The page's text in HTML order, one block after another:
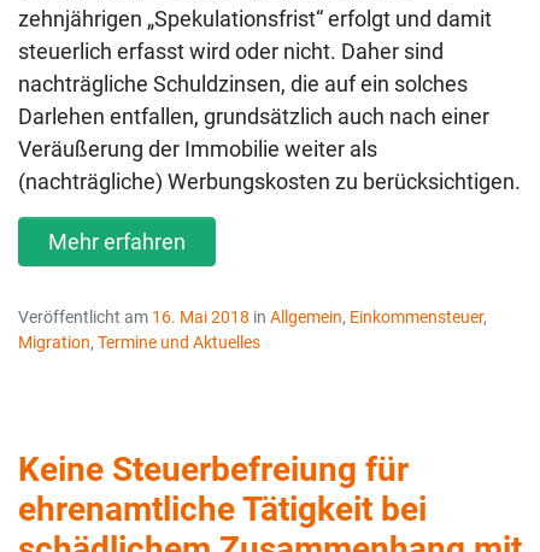
zehnjährigen „Spekulationsfrist“ erfolgt und damit
steuerlich erfasst wird oder nicht. Daher sind
nachträgliche Schuldzinsen, die auf ein solches
Darlehen entfallen, grundsätzlich auch nach einer
Veräußerung der Immobilie weiter als
(nachträgliche) Werbungskosten zu berücksichtigen.
Mehr erfahren
Veröffentlicht am 16. Mai 2018 in Allgemein, Einkommensteuer,
Migration, Termine und Aktuelles
Keine Steuerbefreiung für
ehrenamtliche Tätigkeit bei